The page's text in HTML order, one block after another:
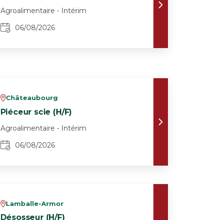
Agroalimentaire - Intérim
06/08/2026
vChâteaubourg
Piéceur scie (H/F)
Agroalimentaire - Intérim
06/08/2026
vLamballe-Armor
Désosseur (H/F)